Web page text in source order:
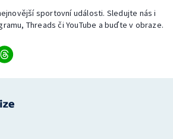
sportovní události. Sledujte nás i
Threads či YouTube a buďte v obraze.